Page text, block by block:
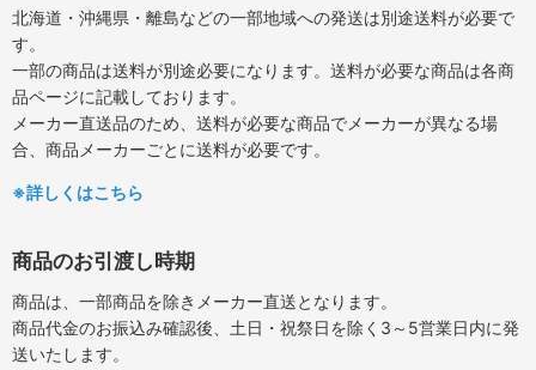
北海道・沖縄県・離島などの一部地域への発送は別途送料が必要で
す。
一部の商品は送料が別途必要になります。送料が必要な商品は各商
品ページに記載しております。
メーカー直送品のため、送料が必要な商品でメーカーが異なる場
合、商品メーカーごとに送料が必要です。
※詳しくはこちら
商品のお引渡し時期
商品は、一部商品を除きメーカー直送となります。
商品代金のお振込み確認後、土日・祝祭日を除く3～5営業日内に発
送いたします。